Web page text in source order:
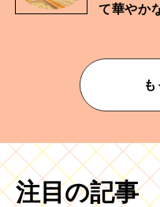
て華やか
注目の記事